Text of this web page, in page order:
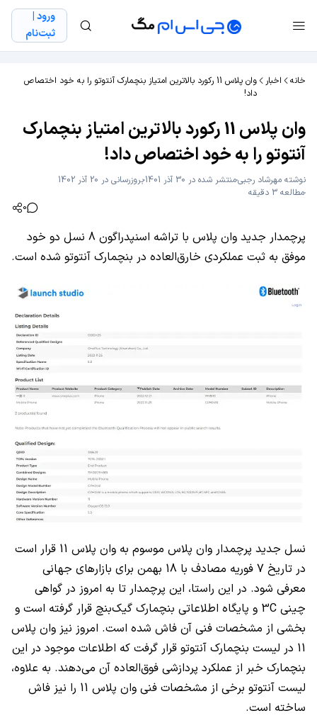
ورود |
ثبت‌نام
خانه اخبار
وان پلاس 11 رکورد بالاترین امتیاز بنچمارک آنتوتو را به خود اختصاص
داد!
وان پلاس 11 رکورد بالاترین امتیاز بنچمارک
آنتوتو را به خود اختصاص داد!
نوشته مهرشاد رجبیمنتشر شده در 30 آذر 1401
بروزرسانی در 20 آذر 1402
مطالعه 3 دقیقه
0
پرچمدار جدید وان پلاس با تراشه اسنپدراگون 8 نسل دو خود
موفق به ثبت عملکردی خارق‌العاده در بنچمارک آنتوتو شده است.
نسل جدید پرچمدار وان پلاس موسوم به وان پلاس 11 قرار است
در تاریخ 7 فوریه مصادف با 18 بهمن برای بازارهای جهانی
معرفی شود. در این راستا، این پرچمدار تا به امروز در گواهی
چینی 3C و پایگاه اطلاعاتی بنچمارک گیک‌بنچ قرار گرفته است و
بخشی از مشخصات فنی آن فاش شده است. امروز نیز وان پلاس
11 در لیست بنچمارک آنتوتو قرار گرفت که اطلاعات موجود در این
بنچمارک خبر از عملکرد پردازشی فوق‌العاده آن می‌دهند. به علاوه،
لیست آنتوتو برخی از مشخصات فنی وان پلاس 11 را نیز فاش
ساخته است.